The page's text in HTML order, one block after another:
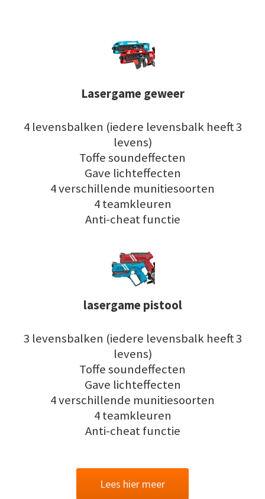
Lasergame geweer
4 levensbalken (iedere levensbalk heeft 3
levens)
Toffe soundeffecten
Gave lichteffecten
4 verschillende munitiesoorten
4 teamkleuren
Anti-cheat functie
lasergame pistool
3 levensbalken (iedere levensbalk heeft 3
levens)
Toffe soundeffecten
Gave lichteffecten
4 verschillende munitiesoorten
4 teamkleuren
Anti-cheat functie
Lees hier meer